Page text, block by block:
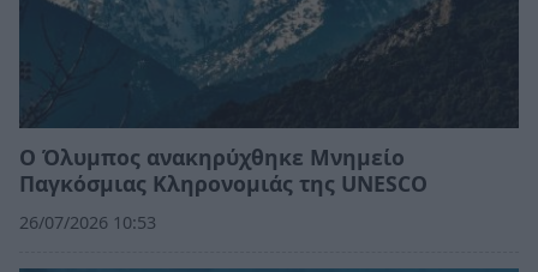
Ο Όλυμπος ανακηρύχθηκε Μνημείο
Παγκόσμιας Κληρονομιάς της UNESCO
26/07/2026 10:53